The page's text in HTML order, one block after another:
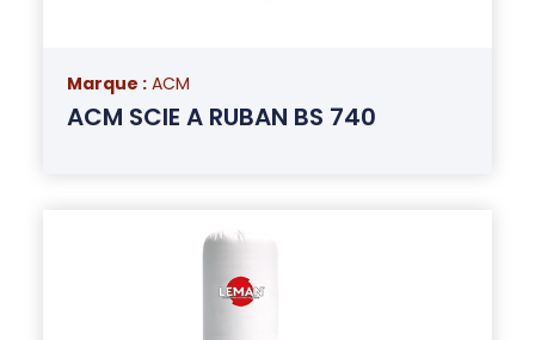
Marque : ACM
ACM SCIE A RUBAN BS 740